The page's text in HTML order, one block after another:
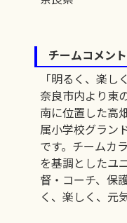
チームコメント
「明るく、楽し
奈良市内より東
南に位置した高
属小学校グラン
です。チームカ
を基調としたユ
督・コーチ、保
く、楽しく、元